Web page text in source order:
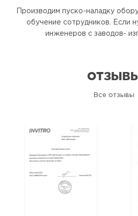
Производим пуско-наладку
обучение сотрудников. Если
инженеров с заводов-
Все отзывы